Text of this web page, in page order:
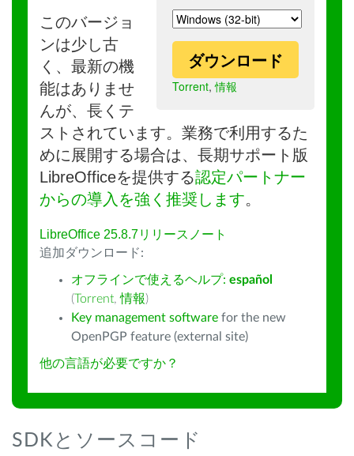
ダウンロード
Torrent,情報
このバージョ
ンは少し古
く、最新の機
能はありませ
んが、長くテ
ストされています。業務で利用するた
めに展開する場合は、長期サポート版
LibreOfficeを提供する認定パートナー
からの導入を強く推奨します。
LibreOffice 25.8.7リリースノート
追加ダウンロード:
オフラインで使えるヘルプ: español
(Torrent,情報)
Key management software for the new
OpenPGP feature (external site)
他の言語が必要ですか？
SDKとソースコード